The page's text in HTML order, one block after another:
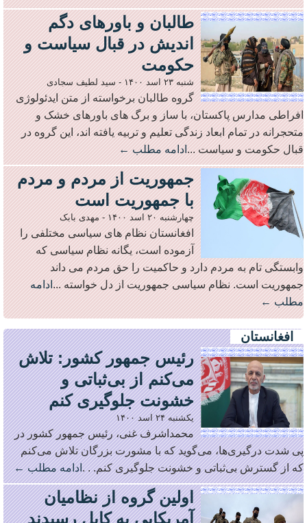
طالبان و باورهای دگم
اندیش در قبال سیاست و
حکومت
شنبه ۲۳ اسد ۱۴۰۰ -سید لطیف سجادی
گروه طالبان برخواسته از متن ایدئولوژی
افراطی مدارس پاکستان، با ساز و برگ های باورهای خشک و
متحجرانه در تمام ابعاد زندگی تعلیم و تربیه یافته اند، این گروه در
قبال حکومت و سیاست ...ادامه مطلب ←
جمهوریت از مردم و مردم
با جمهوریت است
چهارشنبه ۲۰ اسد ۱۴۰۰ -مهدی بابک
افغانستان نظام های سیاسی مختلفی را
آزموده است، یگانه نظام سیاسی که
وابستگی تام به مردم دارد و حاکمیت را حق مردم می داند
جمهوریت است. نظام سیاسی جمهوریت از دل خواسته ...ادامه
مطلب ←
افغانستان
رئیس جمهور کشور: تلاش
می‌کنم از بی‌ثباتی و
خشونت جلوگیری کنم
یکشنبه ۲۴ اسد ۱۴۰۰
محمداشرف غنی، رئیس جمهور کشور در
پی شدت درگیری‌ها، می‌گوید که با مشورت بزرگان تلاش می‌کنم
که از گسترش بی‌ثباتی و خشونت جلوگیری کنم. . .ادامه مطلب ←
اولین گروه از نظامیان
آمریکایی به کابل رسیدند